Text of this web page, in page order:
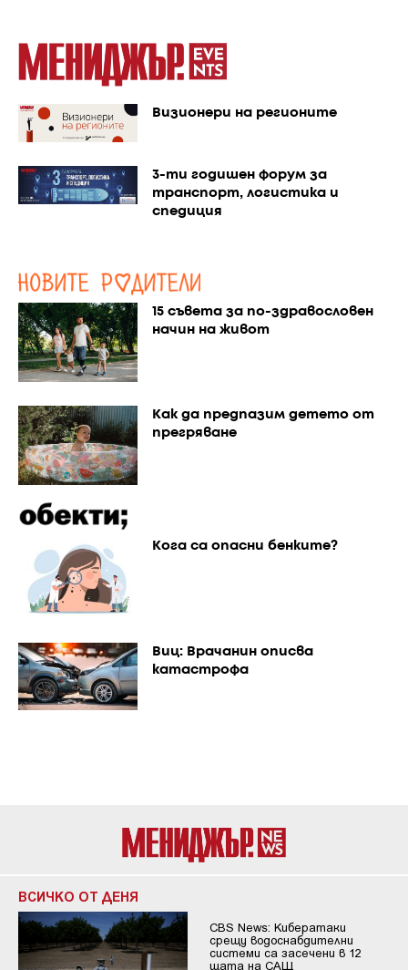
Визионери на регионите
3-ти годишен форум за
транспорт, логистика и
спедиция
15 съвета за по-здравословен
начин на живот
Как да предпазим детето от
прегряване
Кога са опасни бенките?
Виц: Врачанин описва
катастрофа
ВСИЧКО ОТ ДЕНЯ
CBS News: Кибератаки
срещу водоснабдителни
системи са засечени в 12
щата на САЩ